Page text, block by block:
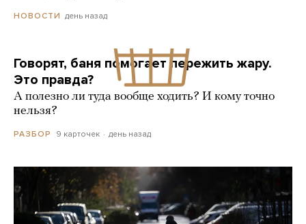
НОВОСТИ день назад
Говорят, баня помогает пережить жару.
Это правда?
А полезно ли туда вообще ходить? И кому точно
нельзя?
РАЗБОР 9 карточек день назад